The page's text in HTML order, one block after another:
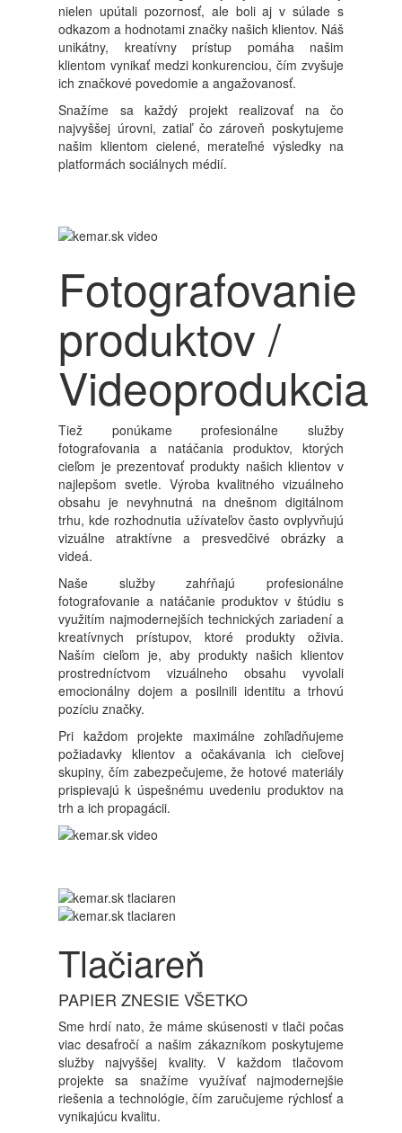
nielen upútali pozornosť, ale boli aj v súlade s
odkazom a hodnotami značky našich klientov. Náš
unikátny, kreatívny prístup pomáha našim
klientom vynikať medzi konkurenciou, čím zvyšuje
ich značkové povedomie a angažovanosť.
Snažíme sa každý projekt realizovať na čo
najvyššej úrovni, zatiaľ čo zároveň poskytujeme
našim klientom cielené, merateľné výsledky na
platformách sociálnych médií.
Fotografovanie
produktov /
Videoprodukcia
Tiež ponúkame profesionálne služby
fotografovania a natáčania produktov, ktorých
cieľom je prezentovať produkty našich klientov v
najlepšom svetle. Výroba kvalitného vizuálneho
obsahu je nevyhnutná na dnešnom digitálnom
trhu, kde rozhodnutia užívateľov často ovplyvňujú
vizuálne atraktívne a presvedčivé obrázky a
videá.
Naše služby zahŕňajú profesionálne
fotografovanie a natáčanie produktov v štúdiu s
využitím najmodernejších technických zariadení a
kreatívnych prístupov, ktoré produkty oživia.
Naším cieľom je, aby produkty našich klientov
prostredníctvom vizuálneho obsahu vyvolali
emocionálny dojem a posilnili identitu a trhovú
pozíciu značky.
Pri každom projekte maximálne zohľadňujeme
požiadavky klientov a očakávania ich cieľovej
skupiny, čím zabezpečujeme, že hotové materiály
prispievajú k úspešnému uvedeniu produktov na
trh a ich propagácii.
Tlačiareň
PAPIER ZNESIE VŠETKO
Sme hrdí nato, že máme skúsenosti v tlači počas
viac desaťročí a našim zákazníkom poskytujeme
služby najvyššej kvality. V každom tlačovom
projekte sa snažíme využívať najmodernejšie
riešenia a technológie, čím zaručujeme rýchlosť a
vynikajúcu kvalitu.